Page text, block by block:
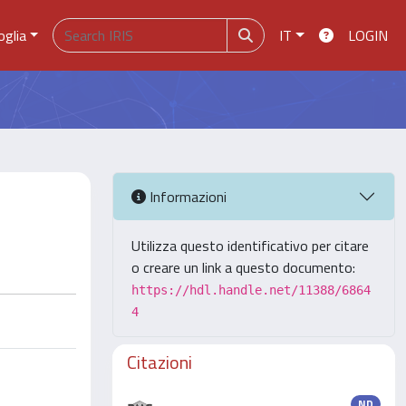
IT LOGIN
Informazioni
Utilizza questo identificativo per citare
o creare un link a questo documento:
https://hdl.handle.net/11388/6864
4
Citazioni